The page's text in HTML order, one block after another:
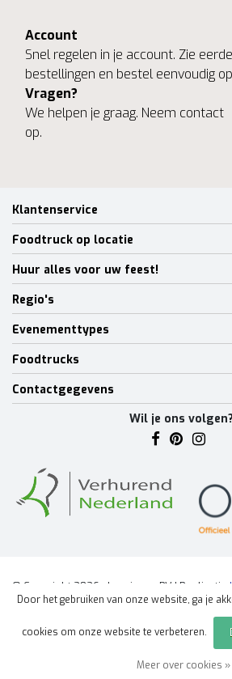
Account
Snel regelen in je account. Zie
bestellingen en bestel eenvoudig
Vragen?
We helpen je graag. Neem contact
op.
Klantenservice
Foodtruck op locatie
Huur alles voor uw feest!
Regio's
Evenementtypes
Foodtrucks
Contactgegevens
Wil je ons volgen?
© Copyright 2026 - Lumineux BV | Realisatie
Algemene voorwaarden|Disclaimer|
Door het gebruiken van onze website, ga je
cookies om onze website te verbeteren.
Meer over cookies »